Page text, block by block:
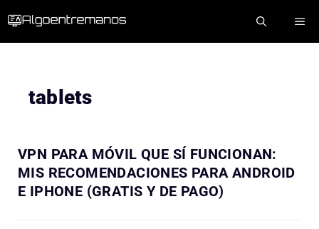
tablets
VPN PARA MÓVIL QUE SÍ FUNCIONAN:
MIS RECOMENDACIONES PARA ANDROID
E IPHONE (GRATIS Y DE PAGO)